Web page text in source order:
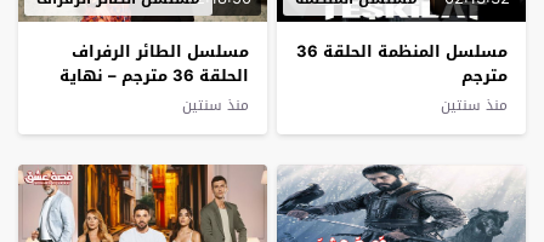
مسلسل المنظمة الحلقة 36
مترجم
منذ سنتين
مسلسل الطائر الرفراف
الحلقة 36 مترجم – نهاية
الموسم
منذ سنتين